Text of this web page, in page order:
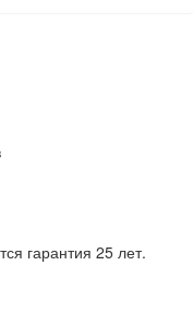
гарантия 25 лет.